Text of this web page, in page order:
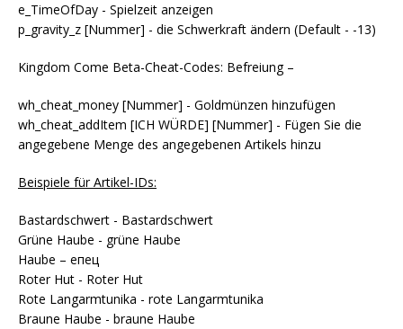
e_TimeOfDay - Spielzeit anzeigen
p_gravity_z [Nummer] - die Schwerkraft ändern (Default - -13)
Kingdom Come Beta-Cheat-Codes: Befreiung –
wh_cheat_money [Nummer] - Goldmünzen hinzufügen
wh_cheat_addItem [ICH WÜRDE] [Nummer] - Fügen Sie die
angegebene Menge des angegebenen Artikels hinzu
Beispiele für Artikel-IDs:
Bastardschwert - Bastardschwert
Grüne Haube - grüne Haube
Haube – епец
Roter Hut - Roter Hut
Rote Langarmtunika - rote Langarmtunika
Braune Haube - braune Haube